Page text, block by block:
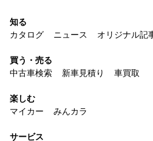
知る
カタログ
ニュース オリジナル記
買う・売る
中古車検索
新車見積り 車買取
楽しむ
マイカー
みんカラ
サービス